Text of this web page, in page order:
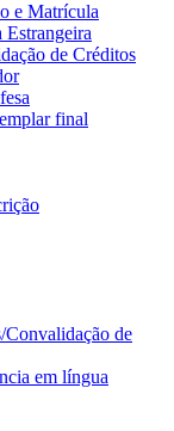
e Matrícula
de Créditos
final
Convalidação de
em língua